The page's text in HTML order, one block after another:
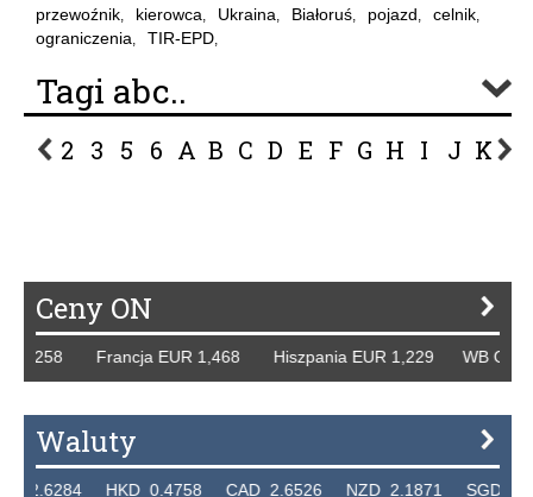
przewoźnik, kierowca, Ukraina, Białoruś, pojazd, celnik,
ograniczenia, TIR-EPD,
Tagi abc..
2 3 5 6 A B C D E F G H I J K L
Ceny ON
Francja EUR 1,468 Hiszpania EUR 1,229 WB GBP
Waluty
HKD 0.4758 CAD 2.6526 NZD 2.1871 SGD 2.9103